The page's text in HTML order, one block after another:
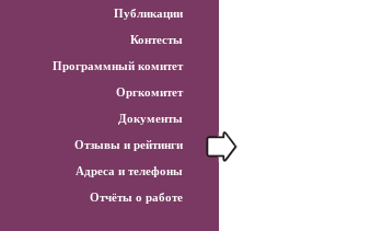
Публикации
Контесты
Программный комитет
Оргкомитет
Документы
Отзывы и рейтинги
Адреса и телефоны
Отчёты о работе